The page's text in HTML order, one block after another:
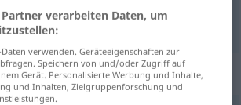
für "koncepcja"
verarbeiten Daten, um
verwenden. Geräteeigenschaften zur
Speichern von und/oder Zugriff auf
Gerät. Personalisierte Werbung und Inhalte,
und Inhalten, Zielgruppenforschung und